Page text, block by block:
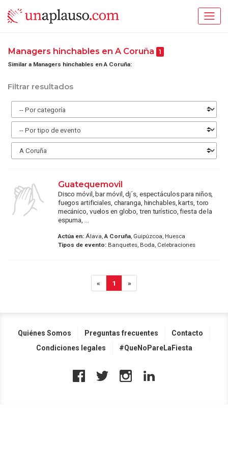
Managers hinchables en A Coruña 1
Similar a Managers hinchables en A Coruña:
Filtrar resultados
Guatequemovil
Disco móvil, bar móvil, dj´s, espectáculos para niños,
fuegos artificiales, charanga, hinchables, karts, toro
mecánico, vuelos en globo, tren turístico, fiesta de la
espuma, ...
Actúa en:Álava,A Coruña, Guipúzcoa, Huesca
Tipos de evento:Banquetes, Boda, Celebraciones
« 1 »
Quiénes Somos Preguntas frecuentes
Contacto
Condiciones legales
#QueNoPareLaFiesta